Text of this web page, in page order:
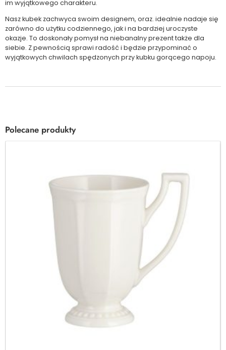
im wyjątkowego charakteru.
Nasz kubek zachwyca swoim designem, oraz. idealnie nadaje się
zarówno do użytku codziennego, jak i na bardziej uroczyste
okazje. To doskonały pomysł na niebanalny prezent także dla
siebie. Z pewnością sprawi radość i będzie przypominać o
wyjątkowych chwilach spędzonych przy kubku gorącego napoju.
Polecane produkty